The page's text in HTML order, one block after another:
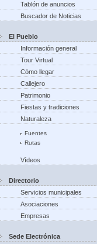
Tablón de anuncios
Buscador de Noticias
El Pueblo
Información general
Tour Virtual
Cómo llegar
Callejero
Patrimonio
Fiestas y tradiciones
Naturaleza
Fuentes
Rutas
Vídeos
Directorio
Servicios municipales
Asociaciones
Empresas
Sede Electrónica